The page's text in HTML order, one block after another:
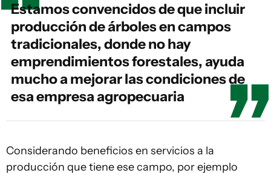
Estamos convencidos de que incluir
producción de árboles en campos
tradicionales, donde no hay
emprendimientos forestales, ayuda
mucho a mejorar las condiciones de
esa empresa agropecuaria
Considerando beneficios en servicios a la
producción que tiene ese campo, por ejemplo